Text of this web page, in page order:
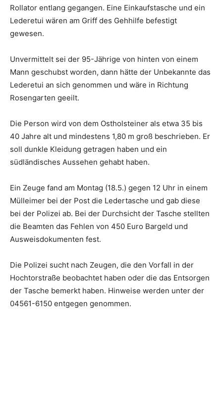
Rollator entlang gegangen. Eine Einkaufstasche und ein
Lederetui wären am Griff des Gehhilfe befestigt
gewesen.
Unvermittelt sei der 95-Jährige von hinten von einem
Mann geschubst worden, dann hätte der Unbekannte das
Lederetui an sich genommen und wäre in Richtung
Rosengarten geeilt.
Die Person wird von dem Ostholsteiner als etwa 35 bis
40 Jahre alt und mindestens 1,80 m groß beschrieben. Er
soll dunkle Kleidung getragen haben und ein
südländisches Aussehen gehabt haben.
Ein Zeuge fand am Montag (18.5.) gegen 12 Uhr in einem
Mülleimer bei der Post die Ledertasche und gab diese
bei der Polizei ab. Bei der Durchsicht der Tasche stellten
die Beamten das Fehlen von 450 Euro Bargeld und
Ausweisdokumenten fest.
Die Polizei sucht nach Zeugen, die den Vorfall in der
Hochtorstraße beobachtet haben oder die das Entsorgen
der Tasche bemerkt haben. Hinweise werden unter der
04561-6150 entgegen genommen.